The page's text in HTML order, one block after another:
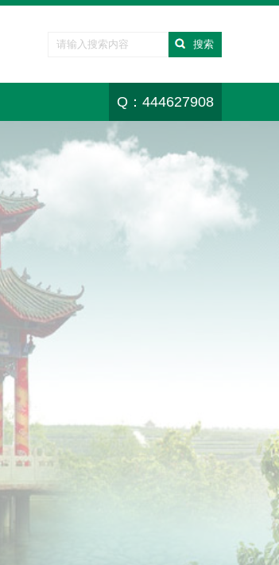
搜索
Q：444627908